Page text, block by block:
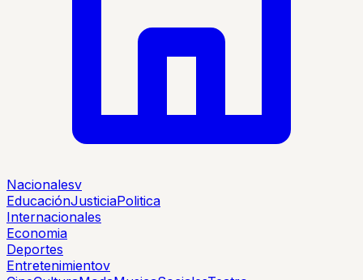
Nacionalesv
EducaciónJusticiaPolitica
Internacionales
Economia
Deportes
Entretenimientov